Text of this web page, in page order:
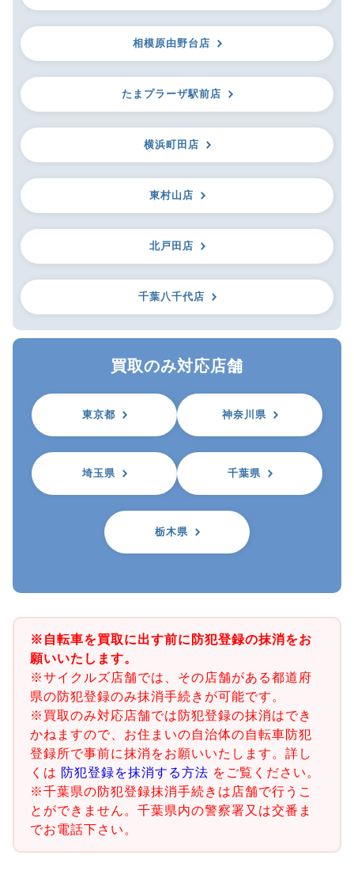
相模原由野台店
たまプラーザ駅前店
横浜町田店
東村山店
北戸田店
千葉八千代店
買取のみ対応店舗
東京都 神奈川県
埼玉県 千葉県
栃木県
※自転車を買取に出す前に防犯登録の抹消をお
願いいたします。
※サイクルズ店舗では、その店舗がある都道府
県の防犯登録のみ抹消手続きが可能です。
※買取のみ対応店舗では防犯登録の抹消はでき
かねますので、お住まいの自治体の自転車防犯
登録所で事前に抹消をお願いいたします。詳し
くは 防犯登録を抹消する方法 をご覧ください。
※千葉県の防犯登録抹消手続きは店舗で行うこ
とができません。千葉県内の警察署又は交番ま
でお電話下さい。